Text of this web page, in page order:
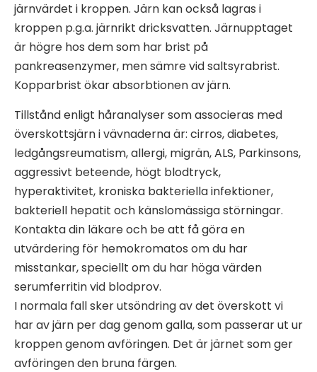
järnvärdet i kroppen. Järn kan också lagras i
kroppen p.g.a. järnrikt dricksvatten. Järnupptaget
är högre hos dem som har brist på
pankreasenzymer, men sämre vid saltsyrabrist.
Kopparbrist ökar absorbtionen av järn.
Tillstånd enligt håranalyser som associeras med
överskottsjärn i vävnaderna är: cirros, diabetes,
ledgångsreumatism, allergi, migrän, ALS, Parkinsons,
aggressivt beteende, högt blodtryck,
hyperaktivitet, kroniska bakteriella infektioner,
bakteriell hepatit och känslomässiga störningar.
Kontakta din läkare och be att få göra en
utvärdering för hemokromatos om du har
misstankar, speciellt om du har höga värden
serumferritin vid blodprov.
I normala fall sker utsöndring av det överskott vi
har av järn per dag genom galla, som passerar ut ur
kroppen genom avföringen. Det är järnet som ger
avföringen den bruna färgen.